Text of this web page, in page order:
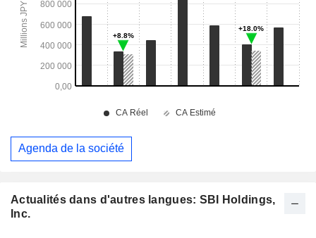
Actualités dans d'autres langues: SBI Holdings,
Inc.
Agenda de la société